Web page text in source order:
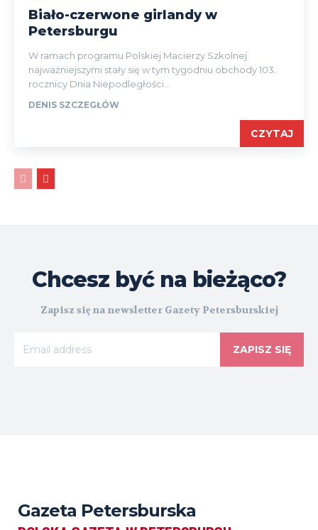
Biało-czerwone girlandy w
Petersburgu
W ramach programu Polskiej Macierzy Szkolnej
najważniejszymi stały się w tym tygodniu obchody 103.
rocznicy Dnia Niepodległości...
DENIS SZCZEGŁÓW
CZYTAJ
Chcesz być na bieżąco?
Zapisz się na newsletter Gazety Petersburskiej
ZAPISZ SIĘ
Gazeta Petersburska